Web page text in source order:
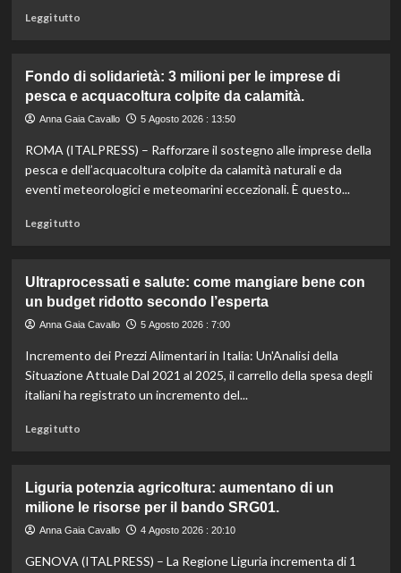
primario.
Leggi tuttoLeggi
Rinfresca
la
tua
il
menù
ideale
esperti.
Fondo di solidarietà: 3 milioni per le imprese di
pesca e acquacoltura colpite da calamità.
Anna Gaia Cavallo 5 Agosto 2026 : 13:50
ROMA (ITALPRESS) – Rafforzare il sostegno alle imprese della
pesca e dell’acquacoltura colpite da calamità naturali e da
eventi meteorologici e meteomarini eccezionali. È questo...
Leggi tuttoLeggi
Fondo
di
solidarietà:
milioni
per
le
colpite
da
calamità.
Ultraprocessati e salute: come mangiare bene con
un budget ridotto secondo l’esperta
Anna Gaia Cavallo 5 Agosto 2026 : 7:00
Incremento dei Prezzi Alimentari in Italia: Un'Analisi della
Situazione Attuale Dal 2021 al 2025, il carrello della spesa degli
italiani ha registrato un incremento del...
Leggi tuttoLeggi
Ultraprocessati
e
salute:
mangiare
Liguria potenzia agricoltura: aumentano di un
milione le risorse per il bando SRG01.
Anna Gaia Cavallo 4 Agosto 2026 : 20:10
GENOVA (ITALPRESS) – La Regione Liguria incrementa di 1